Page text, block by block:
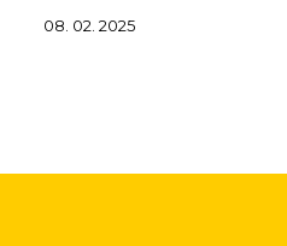
08. 02. 2025